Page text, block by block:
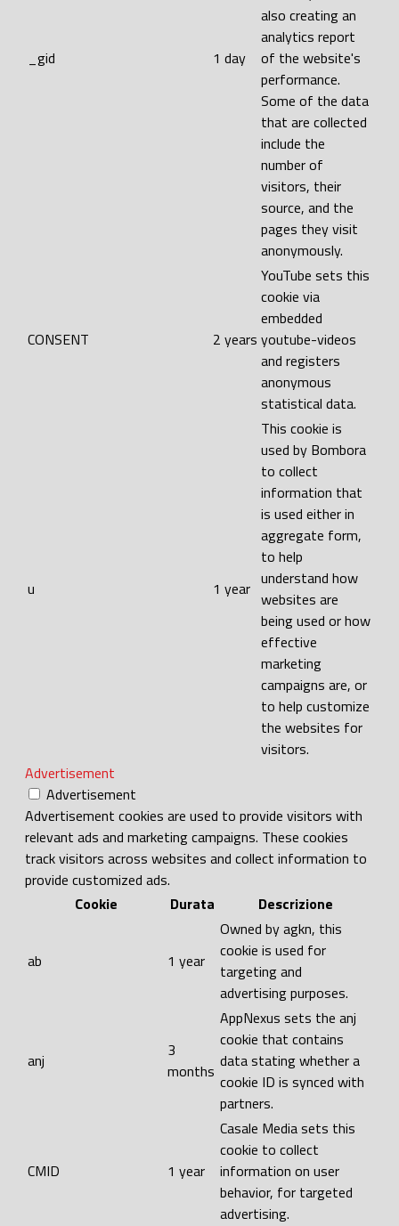
_gid 1 day
also creating an
analytics report
of the website's
performance.
Some of the data
that are collected
include the
number of
visitors, their
source, and the
pages they visit
anonymously.
CONSENT 2 years
YouTube sets this
cookie via
embedded
youtube-videos
and registers
anonymous
statistical data.
u 1 year
This cookie is
used by Bombora
to collect
information that
is used either in
aggregate form,
to help
understand how
websites are
being used or how
effective
marketing
campaigns are, or
to help customize
the websites for
visitors.
Advertisement
Advertisement
Advertisement cookies are used to provide visitors with
relevant ads and marketing campaigns. These cookies
track visitors across websites and collect information to
provide customized ads.
Cookie
Durata Descrizione
ab 1 year
Owned by agkn, this
cookie is used for
targeting and
advertising purposes.
anj
3
months
AppNexus sets the anj
cookie that contains
data stating whether a
cookie ID is synced with
partners.
CMID 1 year
Casale Media sets this
cookie to collect
information on user
behavior, for targeted
advertising.